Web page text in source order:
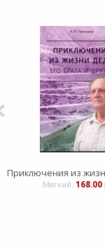
Мягкий: 168.00